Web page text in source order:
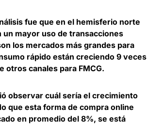
fue que en el hemisferio norte
un mayor uso de transacciones
los mercados más grandes para
rápido están creciendo 9 veces
otros canales para FMCG.
observar cuál sería el crecimiento
que esta forma de compra online
en promedio del 8%, se está